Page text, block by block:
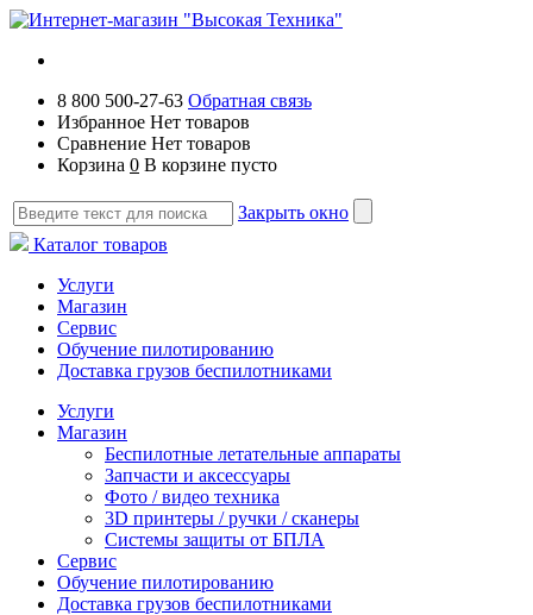
8 800 500-27-63 Обратная связь
Избранное Нет товаров
Сравнение Нет товаров
Корзина 0 В корзине пусто
Закрыть окно
Каталог товаров
Услуги
Магазин
Сервис
Обучение пилотированию
Доставка грузов беспилотниками
Услуги
Магазин
Беспилотные летательные аппараты
Запчасти и аксессуары
Фото / видео техника
3D принтеры / ручки / сканеры
Системы защиты от БПЛА
Сервис
Обучение пилотированию
Доставка грузов беспилотниками